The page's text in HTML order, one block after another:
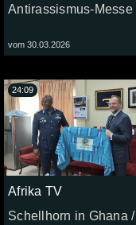
Antirassismus-Messe
vom 30.03.2026
Afrika TV
Schellhorn in Ghana /
24:09